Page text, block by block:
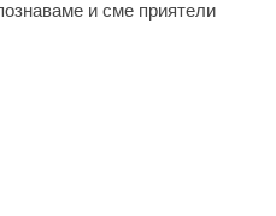
и сме приятели